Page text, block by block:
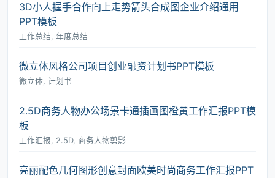
3D小人握手合作向上走势箭头合成图企业介绍通用
PPT模板
工作总结, 年度总结
微立体风格公司项目创业融资计划书PPT模板
微立体, 计划书
2.5D商务人物办公场景卡通插画图橙黄工作汇报PPT模
板
工作汇报, 2.5D, 商务人物剪影
亮丽配色几何图形创意封面欧美时尚商务工作汇报PPT